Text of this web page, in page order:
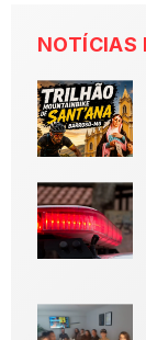
NOTÍCIAS